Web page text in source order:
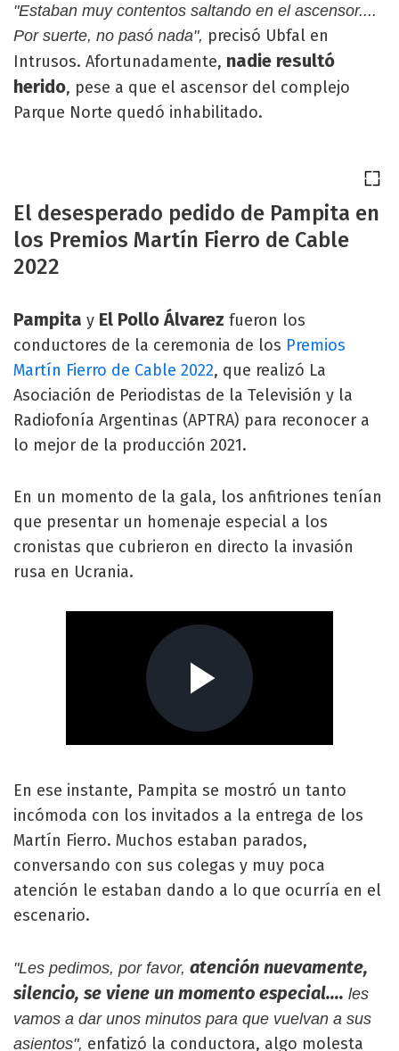
"Estaban muy contentos saltando en el ascensor....
Por suerte, no pasó nada", precisó Ubfal en
Intrusos. Afortunadamente, nadie resultó
herido, pese a que el ascensor del complejo
Parque Norte quedó inhabilitado.
El desesperado pedido de Pampita en
los Premios Martín Fierro de Cable
2022
Pampita y El Pollo Álvarez fueron los
conductores de la ceremonia de los Premios
Martín Fierro de Cable 2022, que realizó La
Asociación de Periodistas de la Televisión y la
Radiofonía Argentinas (APTRA) para reconocer a
lo mejor de la producción 2021.
En un momento de la gala, los anfitriones tenían
que presentar un homenaje especial a los
cronistas que cubrieron en directo la invasión
rusa en Ucrania.
En ese instante, Pampita se mostró un tanto
incómoda con los invitados a la entrega de los
Martín Fierro. Muchos estaban parados,
conversando con sus colegas y muy poca
atención le estaban dando a lo que ocurría en el
escenario.
"Les pedimos, por favor, atención nuevamente,
silencio, se viene un momento especial.... les
vamos a dar unos minutos para que vuelvan a sus
asientos", enfatizó la conductora, algo molesta